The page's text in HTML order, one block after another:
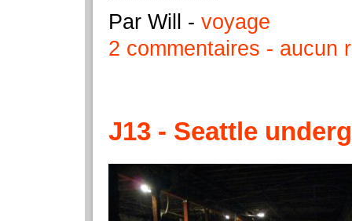
Par Will - voyage
2 commentaires
aucun
J13 - Seattle